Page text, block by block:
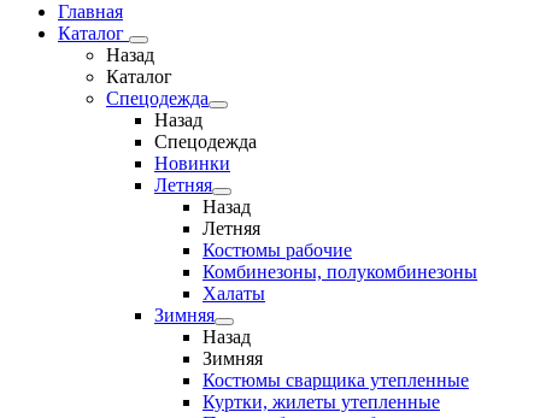
Главная
Каталог
Назад
Каталог
Спецодежда
Назад
Спецодежда
Новинки
Летняя
Назад
Летняя
Костюмы рабочие
Комбинезоны, полукомбинезоны
Халаты
Зимняя
Назад
Зимняя
Костюмы сварщика утепленные
Куртки, жилеты утепленные